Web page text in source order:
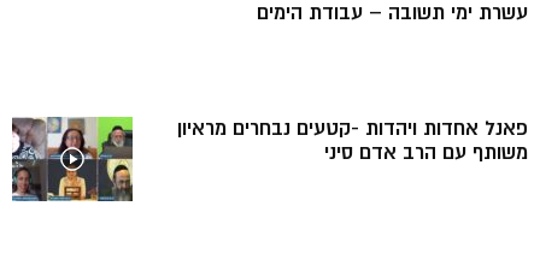
עשרת ימי תשובה – עבודת הימים
פאנל אחדות ויהדות -קטעים נבחרים מראיון
משותף עם הרב אדם סיני